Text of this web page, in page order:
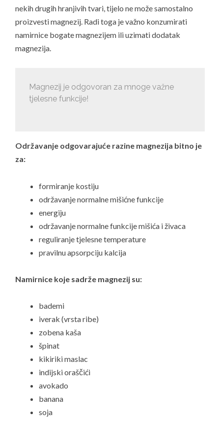
nekih drugih hranjivih tvari, tijelo ne može samostalno
proizvesti magnezij. Radi toga je važno konzumirati
namirnice bogate magnezijem ili uzimati dodatak
magnezija.
Magnezij je odgovoran za mnoge važne
tjelesne funkcije!
Održavanje odgovarajuće razine magnezija bitno je
za:
formiranje kostiju
održavanje normalne mišićne funkcije
energiju
održavanje normalne funkcije mišića i živaca
reguliranje tjelesne temperature
pravilnu apsorpciju kalcija
Namirnice koje sadrže magnezij su:
bademi
iverak (vrsta ribe)
zobena kaša
špinat
kikiriki maslac
indijski oraščići
avokado
banana
soja